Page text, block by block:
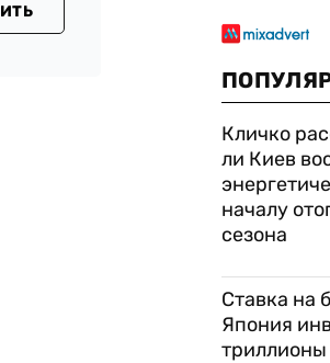
Кличко
ли Киев
началу
сезона
Ставка на
Япония
триллионы